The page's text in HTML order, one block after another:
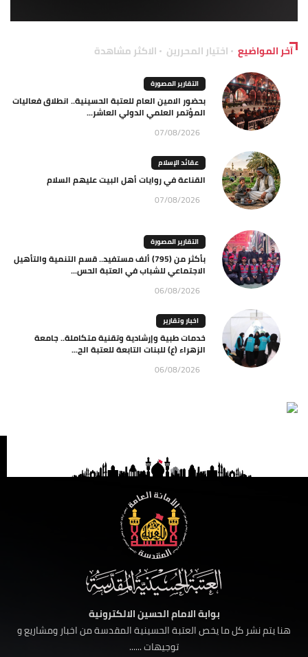
آخر المواضيع اختيار المحررين الاكثر مشاهدة
التقارير المصورة
بحضور الامين العام للعتبة الحسينية.. انطلاق فعاليات
المؤتمر العلمي الدولي العاشر...
07/08/2026
عقائد الإسلام
القناعة في روايات أهل البيت عليهم السلام
07/08/2026
التقارير المصورة
بأكثر من (795) ألف مستفيد.. قسم التنمية والتأهيل
الاجتماعي للشباب في العتبة الحس...
06/08/2026
اخبار وتقارير
خدمات طبية وإرشادية وتقنية متكاملة.. جامعة
الزهراء (ع) للبنات التابعة للعتبة الح...
06/08/2026
بوابة الامام الحسين الالكترونية
هنا يتم نشر كل ما يخص العتبة الحسينية المقدسة من اخبار ومشاريع و
توجيهات ......